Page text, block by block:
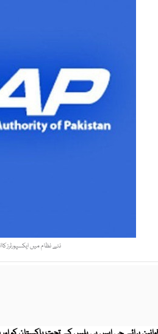
نئے نظام میں